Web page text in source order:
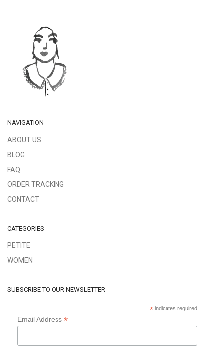
NAVIGATION
ABOUT US
BLOG
FAQ
ORDER TRACKING
CONTACT
CATEGORIES
PETITE
WOMEN
SUBSCRIBE TO OUR NEWSLETTER
*indicates required
Email Address *